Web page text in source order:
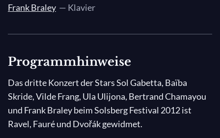
Frank Braley — Klavier
Programmhinweise
Das dritte Konzert der Stars Sol Gabetta, Baïba
Skride, Vilde Frang, Ula Ulijona, Bertrand Chamayou
und Frank Braley beim Solsberg Festival 2012 ist
Ravel, Fauré und Dvořák gewidmet.